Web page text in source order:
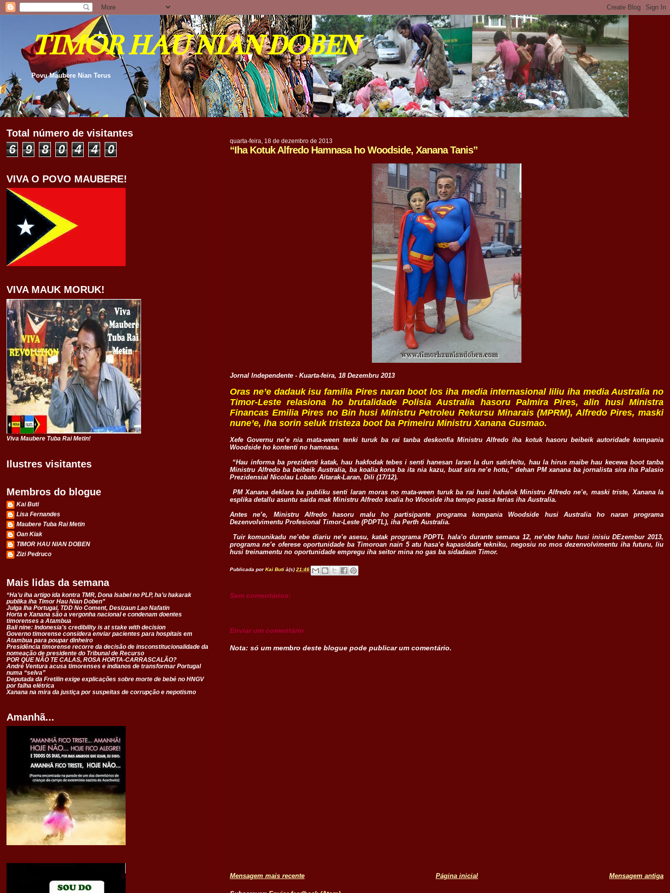
TIMOR HAU NIAN DOBEN
Povu Maubere Nian Terus
quarta-feira, 18 de dezembro de 2013
“Iha Kotuk Alfredo Hamnasa ho Woodside, Xanana Tanis”
Jornal Independente - Kuarta-feira, 18 Dezembru 2013
Oras ne’e dadauk isu familia Pires naran boot los iha media internasional liliu iha media Australia no
Timor-Leste relasiona ho brutalidade Polisia Australia hasoru Palmira Pires, alin husi Ministra
Financas Emilia Pires no Bin husi Ministru Petroleu Rekursu Minarais (MPRM), Alfredo Pires, maski
nune’e, iha sorin seluk tristeza boot ba Primeiru Ministru Xanana Gusmao.
Xefe Governu ne’e nia mata-ween tenki turuk ba rai tanba deskonfia Ministru Alfredo iha kotuk hasoru beibeik autoridade kompania
Woodside ho kontenti no hamnasa.
“Hau informa ba prezidenti katak, hau hakfodak tebes i senti hanesan laran la dun satisfeitu, hau la hirus maibe hau kecewa boot tanba
Ministru Alfredo ba beibeik Australia, ba koalia kona ba ita nia kazu, buat sira ne’e hotu,” dehan PM xanana ba jornalista sira iha Palasio
Prezidensial Nicolau Lobato Aitarak-Laran, Dili (17/12).
PM Xanana deklara ba publiku senti laran moras no mata-ween turuk ba rai husi hahalok Ministru Alfredo ne’e, maski triste, Xanana la
esplika detallu asuntu saida mak Ministru Alfredo koalia ho Wooside iha tempo passa ferias iha Australia.
Antes ne’e, Ministru Alfredo hasoru malu ho partisipante programa kompania Woodside husi Australia ho naran programa
Dezenvolvimentu Profesional Timor-Leste (PDPTL), iha Perth Australia.
Tuir komunikadu ne’ebe diariu ne’e asesu, katak programa PDPTL hala’o durante semana 12, ne’ebe hahu husi inisiu DEzembur 2013,
programa ne’e oferese oportunidade ba Timoroan nain 5 atu hasa’e kapasidade tekniku, negosiu no mos dezenvolvimentu iha futuru, liu
husi treinamentu no oportunidade empregu iha seitor mina no gas ba sidadaun Timor.
Publicada porKai Buti à(s)21:46
Sem comentários:
Enviar um comentário
Nota: só um membro deste blogue pode publicar um comentário.
Mensagem mais recente Mensagem antiga
Página inicial
Total número de visitantes
6 9 8 0 4 4 0
VIVA O POVO MAUBERE!
VIVA MAUK MORUK!
Viva Maubere Tuba Rai Metin!
Ilustres visitantes
Membros do blogue
Kai Buti
Lisa Fernandes
Maubere Tuba Rai Metin
Oan Kiak
TIMOR HAU NIAN DOBEN
Zizi Pedruco
Mais lidas da semana
“Ha’u iha artigo ida kontra TMR, Dona Isabel no PLP, ha’u hakarak
publika iha Timor Hau Nian Doben”
Julga Iha Portugal, TDD No Coment, Desizaun Lao Nafatin
Horta e Xanana são a vergonha nacional e condenam doentes
timorenses a Atambua
Bali nine: Indonesia's credibility is at stake with decision
Governo timorense considera enviar pacientes para hospitais em
Atambua para poupar dinheiro
Presidência timorense recorre da decisão de insconstitucionalidade da
nomeação de presidente do Tribunal de Recurso
POR QUE NÃO TE CALAS, ROSA HORTA-CARRASCALÃO?
André Ventura acusa timorenses e indianos de transformar Portugal
numa “selva”
Deputada da Fretilin exige explicações sobre morte de bebé no HNGV
por falha elétrica
Xanana na mira da justiça por suspeitas de corrupção e nepotismo
Amanhã...